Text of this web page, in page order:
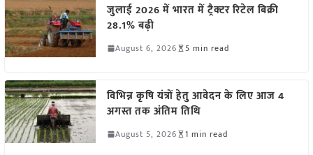
जुलाई 2026 में भारत में ट्रैक्टर रिटेल बिक्री
28.1% बढ़ी
August 6, 2026 5 min read
विभिन्न कृषि यंत्रों हेतु आवेदन के लिए आज 4
अगस्त तक अंतिम तिथि
August 5, 2026 1 min read